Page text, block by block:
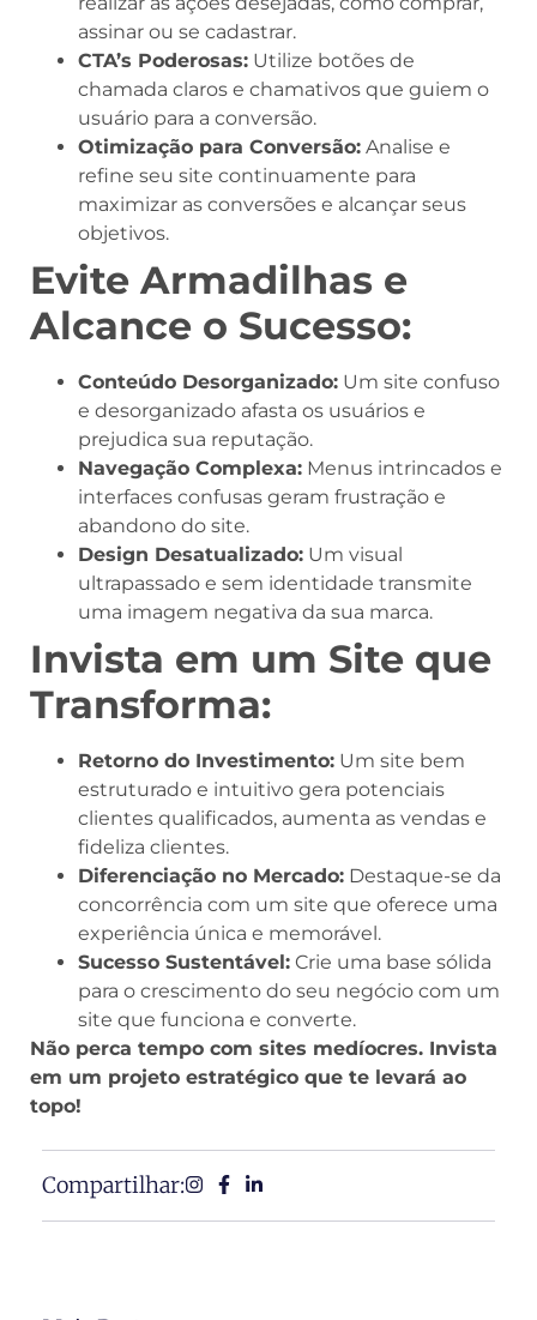
assinar ou se cadastrar.
CTA’s Poderosas: Utilize botões de
chamada claros e chamativos que guiem o
usuário para a conversão.
Otimização para Conversão: Analise e
refine seu site continuamente para
maximizar as conversões e alcançar seus
objetivos.
Evite Armadilhas e
Alcance o Sucesso:
Conteúdo Desorganizado: Um site confuso
e desorganizado afasta os usuários e
prejudica sua reputação.
Navegação Complexa: Menus intrincados e
interfaces confusas geram frustração e
abandono do site.
Design Desatualizado: Um visual
ultrapassado e sem identidade transmite
uma imagem negativa da sua marca.
Invista em um Site que
Transforma:
Retorno do Investimento: Um site bem
estruturado e intuitivo gera potenciais
clientes qualificados, aumenta as vendas e
fideliza clientes.
Diferenciação no Mercado: Destaque-se da
concorrência com um site que oferece uma
experiência única e memorável.
Sucesso Sustentável: Crie uma base sólida
para o crescimento do seu negócio com um
site que funciona e converte.
Não perca tempo com sites medíocres. Invista
em um projeto estratégico que te levará ao
topo!
Compartilhar: